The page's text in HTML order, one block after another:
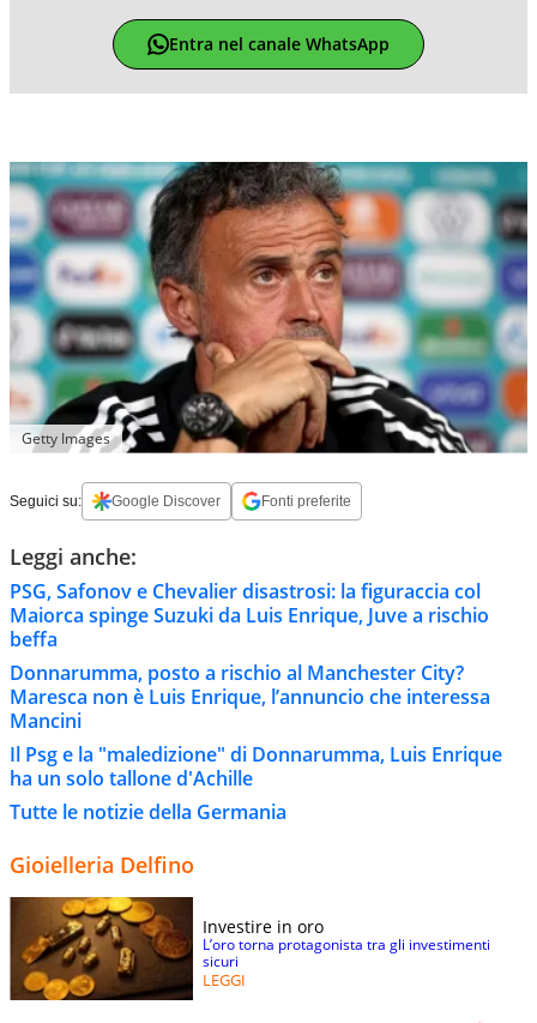
Entra nel canale WhatsApp
Getty Images
Seguici su: Google Discover Fonti preferite
Leggi anche:
PSG, Safonov e Chevalier disastrosi: la figuraccia col
Maiorca spinge Suzuki da Luis Enrique, Juve a rischio
beffa
Donnarumma, posto a rischio al Manchester City?
Maresca non è Luis Enrique, l’annuncio che interessa
Mancini
Il Psg e la "maledizione" di Donnarumma, Luis Enrique
ha un solo tallone d'Achille
Tutte le notizie della Germania
Gioielleria Delfino
Investire in oro
L’oro torna protagonista tra gli investimenti
sicuri
LEGGI